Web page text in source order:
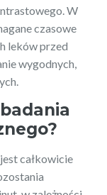
W
czasowe
leków przed
wygodnych,
jest całkowicie